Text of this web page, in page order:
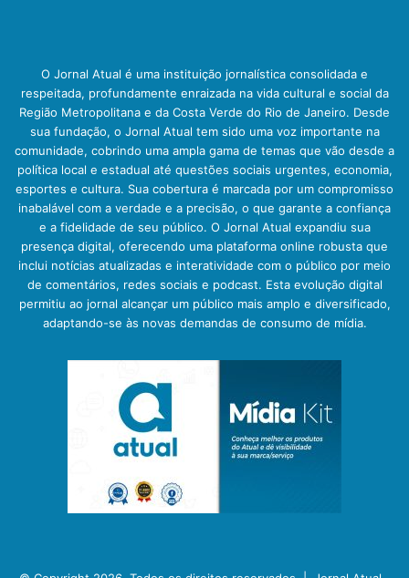
O Jornal Atual é uma instituição jornalística consolidada e
respeitada, profundamente enraizada na vida cultural e social da
Região Metropolitana e da Costa Verde do Rio de Janeiro. Desde
sua fundação, o Jornal Atual tem sido uma voz importante na
comunidade, cobrindo uma ampla gama de temas que vão desde a
política local e estadual até questões sociais urgentes, economia,
esportes e cultura. Sua cobertura é marcada por um compromisso
inabalável com a verdade e a precisão, o que garante a confiança
e a fidelidade de seu público. O Jornal Atual expandiu sua
presença digital, oferecendo uma plataforma online robusta que
inclui notícias atualizadas e interatividade com o público por meio
de comentários, redes sociais e podcast. Esta evolução digital
permitiu ao jornal alcançar um público mais amplo e diversificado,
adaptando-se às novas demandas de consumo de mídia.